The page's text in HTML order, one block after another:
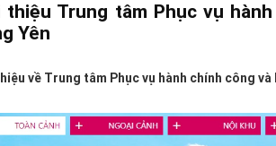
thiệu Trung tâm Phục vụ
Yên
về Trung tâm Phục vụ hành chính công